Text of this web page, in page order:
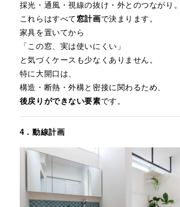
採光・通風・視線の抜け・外とのつながり。
これらはすべて窓計画で決まります。
家具を置いてから
「この窓、実は使いにくい」
と気づくケースも少なくありません。
特に大開口は、
構造・断熱・外構と密接に関わるため、
後戻りができない要素です。
4．動線計画